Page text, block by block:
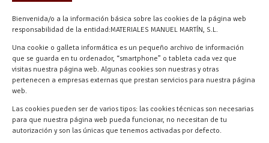
Bienvenida/o a la información básica sobre las cookies de la página web
responsabilidad de la entidad:MATERIALES MANUEL MARTÍN, S.L.
Una cookie o galleta informática es un pequeño archivo de información
que se guarda en tu ordenador, “smartphone” o tableta cada vez que
visitas nuestra página web. Algunas cookies son nuestras y otras
pertenecen a empresas externas que prestan servicios para nuestra página
web.
Las cookies pueden ser de varios tipos: las cookies técnicas son necesarias
para que nuestra página web pueda funcionar, no necesitan de tu
autorización y son las únicas que tenemos activadas por defecto.
info@materialesmanuelmartin.com
921 57 52 29
618 59 79 72 (Solo WhatsApp)
Materiales Manuel Martín Ctra.
Turégano-Navas de Oro, 47, 40280
Navalmanzano, Segovia, ESPAÑA